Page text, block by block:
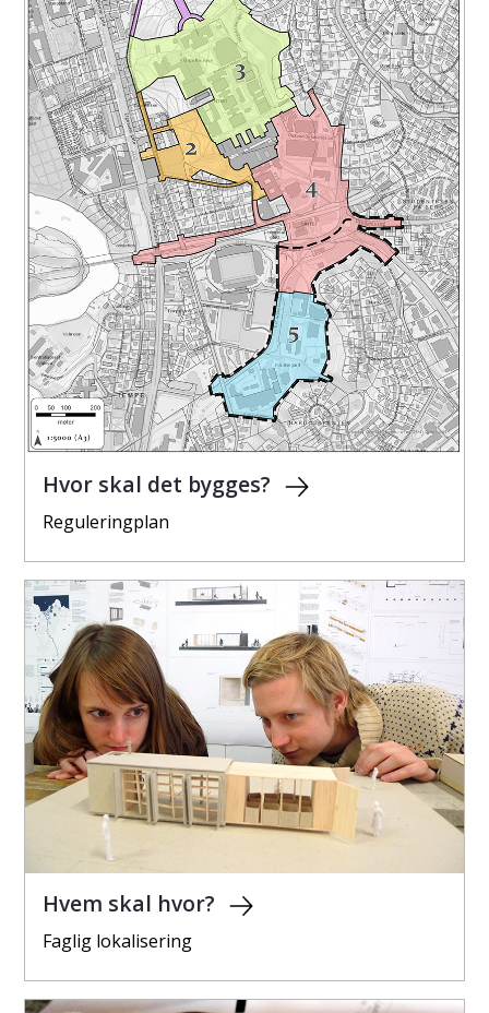
Hvor skal det bygges?
Reguleringplan
Hvem skal hvor?
Faglig lokalisering